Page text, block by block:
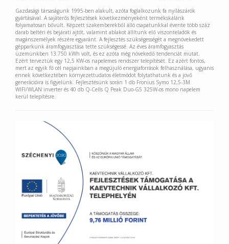
Gazdasági társaságunk 1995-ben alakult, azóta foglalkozunk fa nyílászárók
gyártásával. A sajáterős fejlesztések következményeként termékskálánk
folyamatosan bővült. Képzett szakemberekből álló csapatunkkal évente több száz
darab beltéri és bejárati ajtót, valamint ablakot állítunk elő viszonteladók és
magánszemélyek részére egyaránt. A fejlesztés szükségességét a megnövekedett
gépparkunk áramfogyasztása tette szükségessé. Az éves áramfogyasztás
üzemünkben 13.750 kWh volt, és ez azóta még növekedő tendenciát mutat.
Ezért terveztük egy 12,5 KW-os napelemes rendszer telepítését. Ez azért fontos,
mert az egyik fő cél napjainkban a megújuló energiaforrások felhasználása, ugyanis
ennek következtében környezettudatos életmódot folytathatunk és a jövő
generációira is figyelünk. Fejlesztésünk során 1 db Fronius Symo 12,5-3M
WIFI/WLAN inverter és 40 db Q-Cells Q Peak Duo-G5 325W-os mono napelem
kerül telepítésre.